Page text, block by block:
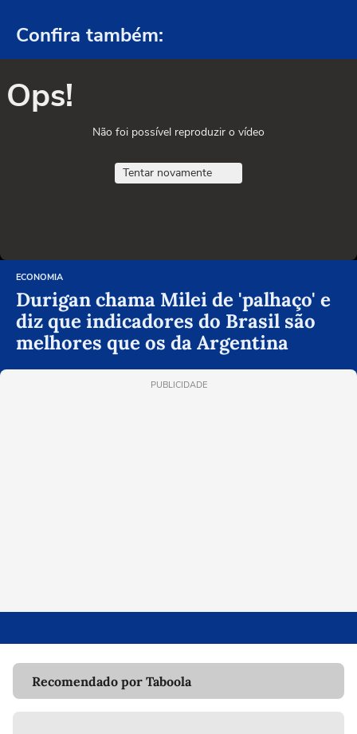
Confira também:
Ops!
Não foi possível reproduzir o vídeo
Tentar novamente
ECONOMIA
Durigan chama Milei de 'palhaço' e
diz que indicadores do Brasil são
melhores que os da Argentina
PUBLICIDADE
Recomendado por Taboola